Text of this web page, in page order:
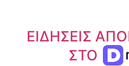
ΕΙΔΗΣΕΙΣ
ΣΤΟ